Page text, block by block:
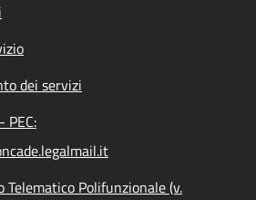
dei servizi
PEC:
Telematico Polifunzionale (v.